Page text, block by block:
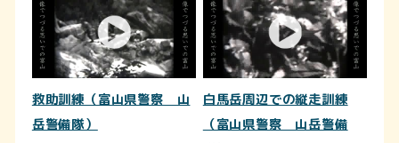
救助訓練（富山県警察 山
岳警備隊）
白馬岳周辺での縦走訓練
（富山県警察 山岳警備